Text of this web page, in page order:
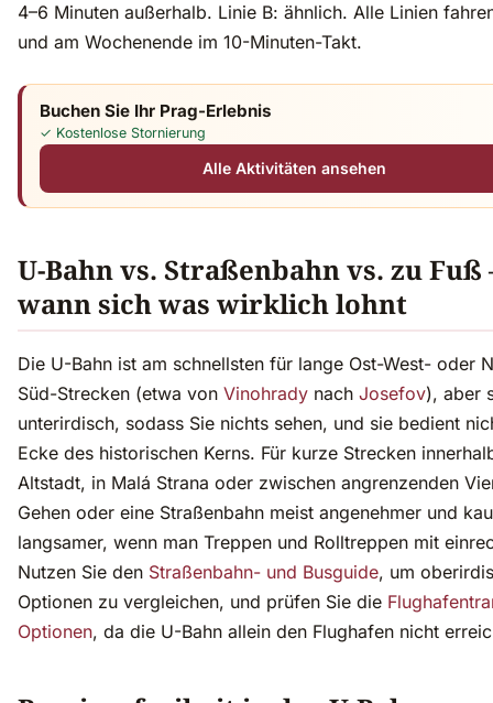
4–6 Minuten außerhalb. Linie B: ähnlich. Alle Linien
und am Wochenende im 10-Minuten-Takt.
Buchen Sie Ihr Prag-Erlebnis
✓ Kostenlose Stornierung
Alle Aktivitäten ansehen
U-Bahn vs. Straßenbahn vs. zu
wann sich was wirklich lohnt
Die U-Bahn ist am schnellsten für lange Ost-West- oder
Süd-Strecken (etwa von Vinohrady nach Josefov), aber
unterirdisch, sodass Sie nichts sehen, und sie bedient
Ecke des historischen Kerns. Für kurze Strecken
Altstadt, in Malá Strana oder zwischen angrenzenden
Gehen oder eine Straßenbahn meist angenehmer und
langsamer, wenn man Treppen und Rolltreppen mit
Nutzen Sie den Straßenbahn- und Busguide, um
Optionen zu vergleichen, und prüfen Sie die
Optionen, da die U-Bahn allein den Flughafen nicht